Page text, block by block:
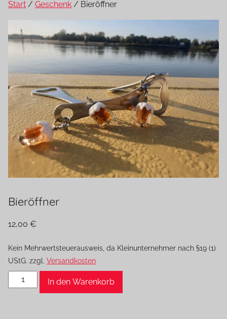
Start / Geschenk / Bieröffner
Bieröffner
12,00 €
Kein Mehrwertsteuerausweis, da Kleinunternehmer nach §19 (1)
UStG. zzgl. Versandkosten
Bieröffner
In den Warenkorb